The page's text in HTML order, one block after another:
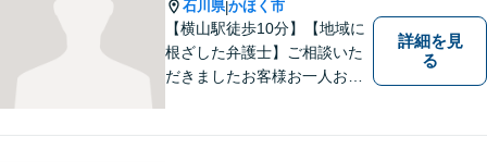
石川県|かほく市
【横山駅徒歩10分】【地域に
根ざした弁護士】ご相談いた
だきましたお客様お一人お一
詳細を見
る